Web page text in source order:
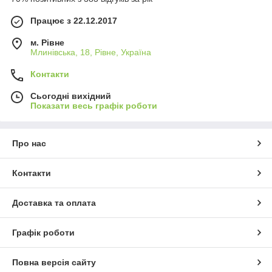
Працює з 22.12.2017
м. Рівне
Млинівська, 18, Рівне, Україна
Контакти
Сьогодні вихідний
Показати весь графік роботи
Про нас
Контакти
Доставка та оплата
Графік роботи
Повна версія сайту